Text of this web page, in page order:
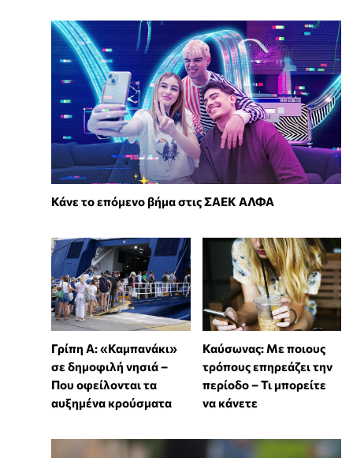
Κάνε το επόμενο βήμα στις ΣΑΕΚ ΑΛΦΑ
Γρίπη Α: «Καμπανάκι»
σε δημοφιλή νησιά –
Που οφείλονται τα
αυξημένα κρούσματα
Καύσωνας: Με ποιους
τρόπους επηρεάζει την
περίοδο – Τι μπορείτε
να κάνετε